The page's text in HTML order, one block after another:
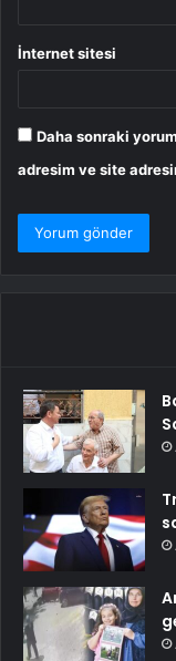
İnternet sitesi
Daha sonraki
adresim ve site